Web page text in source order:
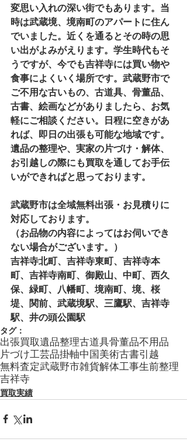
変思い入れの深い街でもあります。当
時は武蔵境、境南町のアパートに住ん
でいました。近くを通るとその時の思
い出がよみがえります。学生時代もそ
うですが、今でも吉祥寺には買い物や
食事によくいく場所です。武蔵野市で
ご不用な古いもの、古道具、骨董品、
古書、絵画などがありましたら、お気
軽にご相談ください。日程に空きがあ
れば、即日の出張も可能な地域です。
遺品の整理や、実家の片づけ・解体、
お引越しの際にも買取を通してお手伝
いができればと思っております。
武蔵野市は全域無料出張・お見積りに
対応しております。
（お品物の内容によってはお伺いでき
ない場合がございます。）
吉祥寺北町、吉祥寺東町、吉祥寺本
町、吉祥寺南町、御殿山、中町、西久
保、緑町、八幡町、境南町、境、桜
堤、関前、武蔵境駅、三鷹駅、吉祥寺
駅、井の頭公園駅
タグ：
出張買取遺品整理古道具骨董品不用品
片づけ工芸品掛軸中国美術古書引越
無料査定武蔵野市雑貨解体工事生前整理
吉祥寺
買取実績